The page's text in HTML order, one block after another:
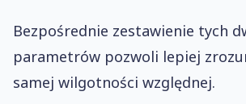
Bezpośrednie zestawienie tych
parametrów pozwoli lepiej
samej wilgotności względnej.